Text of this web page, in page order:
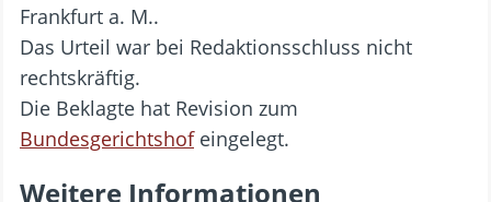
Frankfurt a. M..
Das Urteil war bei Redaktionsschluss nicht
rechtskräftig.
Die Beklagte hat Revision zum
Bundesgerichtshofeingelegt.
Weitere Informationen